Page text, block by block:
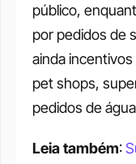
público,
por pedidos de
ainda
pet shops,
pedidos de
Leia também: